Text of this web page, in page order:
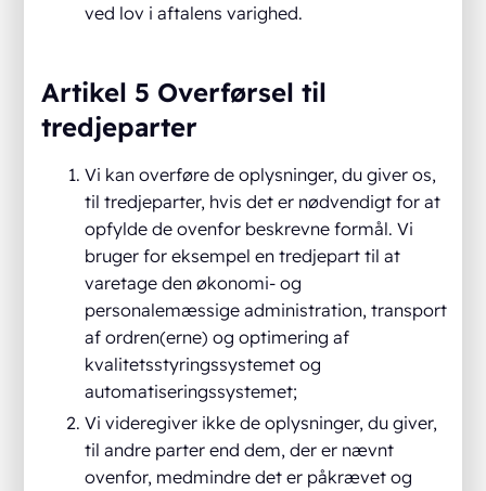
ved lov i aftalens varighed.
Artikel 5 Overførsel til
tredjeparter
Vi kan overføre de oplysninger, du giver os,
til tredjeparter, hvis det er nødvendigt for at
opfylde de ovenfor beskrevne formål. Vi
bruger for eksempel en tredjepart til at
varetage den økonomi- og
personalemæssige administration, transport
af ordren(erne) og optimering af
kvalitetsstyringssystemet og
automatiseringssystemet;
Vi videregiver ikke de oplysninger, du giver,
til andre parter end dem, der er nævnt
ovenfor, medmindre det er påkrævet og